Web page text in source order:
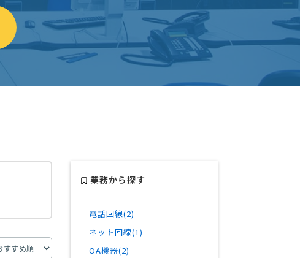
業務から探す
電話回線(2)
ネット回線(1)
OA機器(2)